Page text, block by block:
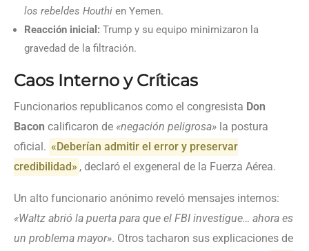
los rebeldes Houthi en Yemen.
Reacción inicial: Trump y su equipo minimizaron la
gravedad de la filtración.
Caos Interno y Críticas
Funcionarios republicanos como el congresista Don
Bacon calificaron de «negación peligrosa» la postura
oficial. «Deberían admitir el error y preservar
credibilidad» , declaró el exgeneral de la Fuerza Aérea.
Un alto funcionario anónimo reveló mensajes internos:
«Waltz abrió la puerta para que el FBI investigue… ahora es
un problema mayor». Otros tacharon sus explicaciones de